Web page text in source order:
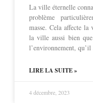
La ville éternelle
problème
masse. Cela affecte
la ville aussi bien
l’environnement,
LIRE LA SUITE »
4 décembre, 2023